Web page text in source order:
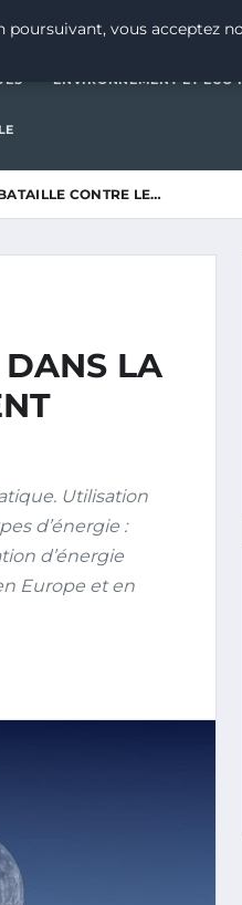
CLIMATIQUES
ENVIRONNEMENT ET
CONTRE LE…
DANS LA
Utilisation
d’énergie :
d’énergie
Europe et en
poursuivant, vous acceptez